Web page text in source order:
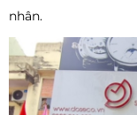
nhân.